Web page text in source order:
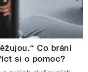
Co brání
si o pomoc?